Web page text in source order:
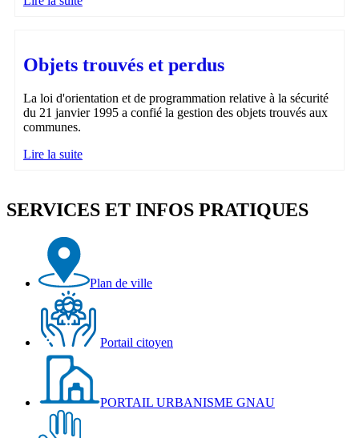
Objets trouvés et perdus
La loi d'orientation et de programmation relative à la sécurité
du 21 janvier 1995 a confié la gestion des objets trouvés aux
communes.
Lire la suite
SERVICES ET INFOS PRATIQUES
Plan de ville
Portail citoyen
PORTAIL URBANISME GNAU